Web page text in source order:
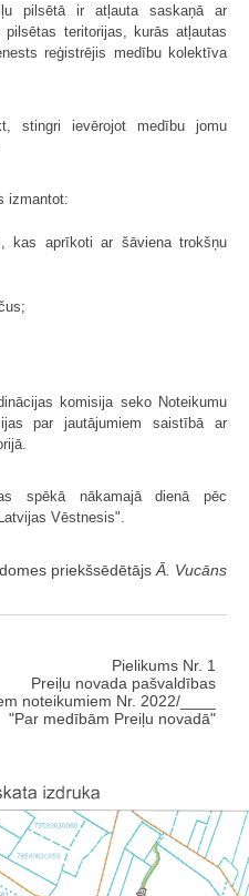
pilsētā ir atļauta saskaņā ar
teritorijas, kurās atļautas
reģistrējis medību kolektīva
stingri ievērojot medību jomu
izmantot:
kas aprīkoti ar šāviena trokšņu
komisija seko Noteikumu
par jautājumiem saistībā ar
spēkā nākamajā dienā pēc
Vēstnesis".
priekšsēdētājs Ā. Vucāns
Pielikums Nr. 1
Preiļu novada pašvaldības
noteikumiem Nr. 2022/____
"Par medībām Preiļu novadā"